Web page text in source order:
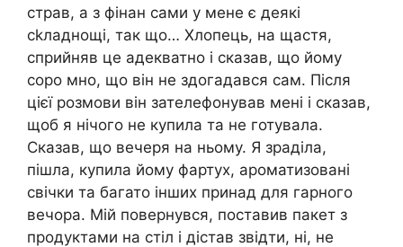
страв, а з фінан сами у мене є деякі
сkладнощі, так що… Хлопець, на щастя,
сприйняв це адекватно і сказав, що йому
соро мно, що він не здогадався сам. Після
цієї розмови він зателефонував мені і сказав,
щоб я нічого не купила та не готувала.
Сказав, що вечеря на ньому. Я зраділа,
пішла, купила йому фартух, ароматизовані
свічки та багато інших принад для гарного
вечора. Мій повернувся, поставив пакет з
продуктами на стіл і дістав звідти, ні, не